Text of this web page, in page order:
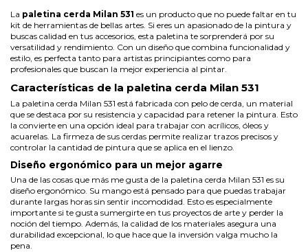
La paletina cerda Milan 531 es un producto que no puede faltar en tu
kit de herramientas de bellas artes. Si eres un apasionado de la pintura y
buscas calidad en tus accesorios, esta paletina te sorprenderá por su
versatilidad y rendimiento. Con un diseño que combina funcionalidad y
estilo, es perfecta tanto para artistas principiantes como para
profesionales que buscan la mejor experiencia al pintar.
Características de la paletina cerda Milan 531
La paletina cerda Milan 531 está fabricada con pelo de cerda, un material
que se destaca por su resistencia y capacidad para retener la pintura. Esto
la convierte en una opción ideal para trabajar con acrílicos, óleos y
acuarelas. La firmeza de sus cerdas permite realizar trazos precisos y
controlar la cantidad de pintura que se aplica en el lienzo.
Diseño ergonómico para un mejor agarre
Una de las cosas que más me gusta de la paletina cerda Milan 531 es su
diseño ergonómico. Su mango está pensado para que puedas trabajar
durante largas horas sin sentir incomodidad. Esto es especialmente
importante si te gusta sumergirte en tus proyectos de arte y perder la
noción del tiempo. Además, la calidad de los materiales asegura una
durabilidad excepcional, lo que hace que la inversión valga mucho la
pena.